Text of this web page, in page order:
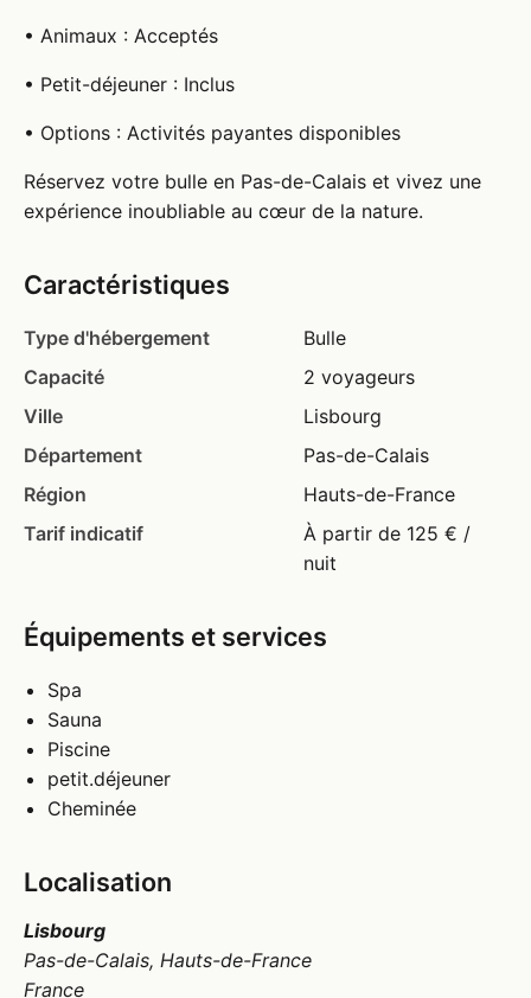
• Animaux : Acceptés
• Petit-déjeuner : Inclus
• Options : Activités payantes disponibles
Réservez votre bulle en Pas-de-Calais et vivez une
expérience inoubliable au cœur de la nature.
Caractéristiques
Type d'hébergement
Bulle
Capacité
2 voyageurs
Ville
Lisbourg
Département
Pas-de-Calais
Région
Hauts-de-France
Tarif indicatif
À partir de 125 € /
nuit
Équipements et services
Spa
Sauna
Piscine
petit.déjeuner
Cheminée
Localisation
Lisbourg
Pas-de-Calais, Hauts-de-France
France